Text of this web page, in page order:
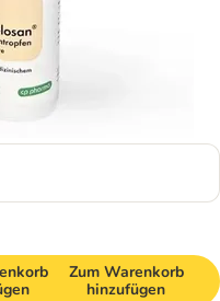
Zum Warenkorb
hinzufügen